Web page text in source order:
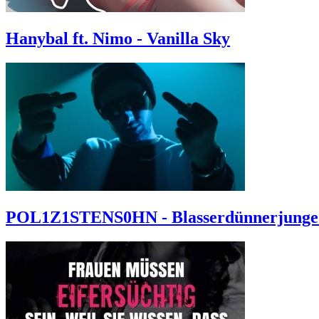
Hanybal ft. Nimo - Vanilla Sky
POL1Z1STENS0HN -